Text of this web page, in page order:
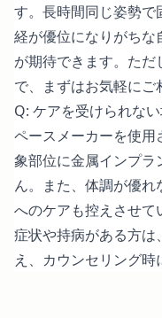
す。長時間同じ姿勢
経が優位になりがちな
が期待できます。た
で、まずはお気軽にご
Q: ケアを受けられな
ペースメーカーを使
象部位に金属インプ
ん。また、体調が優
へのケアも控えさせて
症状や持病がある方は
え、カウンセリング時